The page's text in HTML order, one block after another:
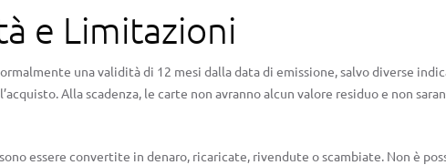
e Limitazioni
una validità di 12 mesi dalla data di emissione, salvo diverse
Alla scadenza, le carte non avranno alcun valore residuo e non
essere convertite in denaro, ricaricate, rivendute o scambiate. Non è